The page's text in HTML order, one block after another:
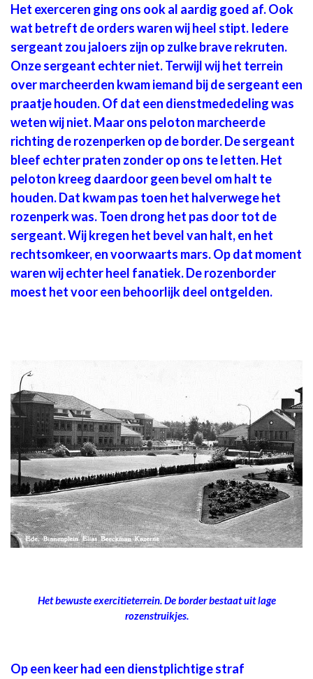
Het exerceren ging ons ook al aardig goed af. Ook
wat betreft de orders waren wij heel stipt. Iedere
sergeant zou jaloers zijn op zulke brave rekruten.
Onze sergeant echter niet. Terwijl wij het terrein
over marcheerden kwam iemand bij de sergeant een
praatje houden. Of dat een dienstmededeling was
weten wij niet. Maar ons peloton marcheerde
richting de rozenperken op de border. De sergeant
bleef echter praten zonder op ons te letten. Het
peloton kreeg daardoor geen bevel om halt te
houden. Dat kwam pas toen het halverwege het
rozenperk was. Toen drong het pas door tot de
sergeant. Wij kregen het bevel van halt, en het
rechtsomkeer, en voorwaarts mars. Op dat moment
waren wij echter heel fanatiek. De rozenborder
moest het voor een behoorlijk deel ontgelden.
Het bewuste exercitieterrein. De border bestaat uit lage
rozenstruikjes.
Op een keer had een dienstplichtige straf